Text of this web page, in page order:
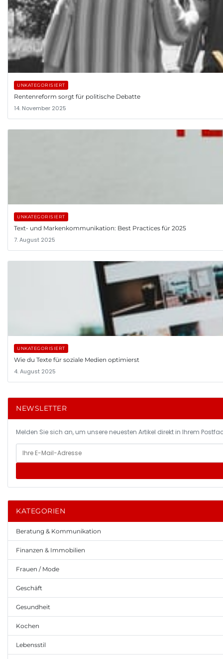
UNKATEGORISIERT
Rentenreform sorgt für politische Debatte
14. November 2025
UNKATEGORISIERT
Text- und Markenkommunikation: Best Practices für 2025
7. August 2025
UNKATEGORISIERT
Wie du Texte für soziale Medien optimierst
4. August 2025
NEWSLETTER
Melden Sie sich an, um unsere neuesten Artikel direkt in Ihrem
KATEGORIEN
Beratung & Kommunikation
Finanzen & Immobilien
Frauen / Mode
Geschäft
Gesundheit
Kochen
Lebensstil